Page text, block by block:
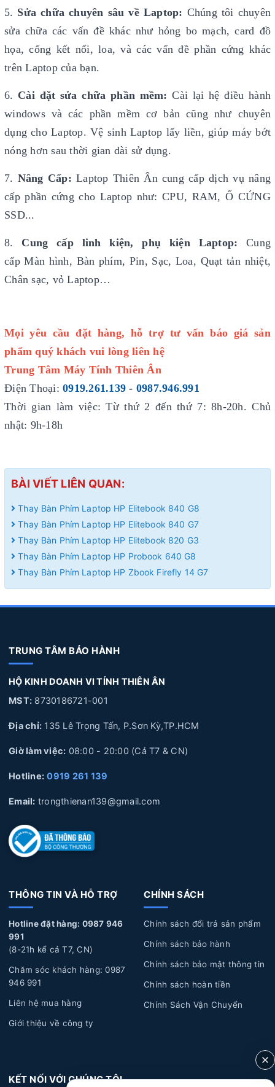
Thay Bàn Phím Laptop HP Elitebook 840 G8
Thay Bàn Phím Laptop HP Elitebook 840 G7
Thay Bàn Phím Laptop HP Elitebook 820 G3
Thay Bàn Phím Laptop HP Probook 640 G8
Thay Bàn Phím Laptop HP Zbook Firefly 14 G7
5. Sửa chữa chuyên sâu về Laptop: Chúng tôi chuyên
sửa chữa các vấn đề khác như hỏng bo mạch, card đồ
họa, cổng kết nối, loa, và các vấn đề phần cứng khác
trên Laptop của bạn.
6. Cài đặt sửa chữa phần mềm: Cài lại hệ điều hành
windows và các phần mềm cơ bản cũng như chuyên
dụng cho Laptop. Vệ sinh Laptop lấy liền, giúp máy bớt
nóng hơn sau thời gian dài sử dụng.
7. Nâng Cấp:Laptop Thiên Ân cung cấp dịch vụ nâng
cấp phần cứng cho Laptop như: CPU, RAM, Ổ CỨNG
SSD...
8. Cung cấp linh kiện, phụ kiện Laptop: Cung
cấp Màn hình, Bàn phím, Pin, Sạc, Loa, Quạt tản nhiệt,
Chân sạc, vỏ Laptop…
Mọi yêu cầu đặt hàng, hỗ trợ tư vấn báo giá sản
phẩm quý khách vui lòng liên hệ
Trung Tâm Máy Tính Thiên Ân
Điện Thoại: 0919.261.139 - 0987.946.991
Thời gian làm việc: Từ thứ 2 đến thứ 7: 8h-20h. Chủ
nhật: 9h-18h
TRUNG TÂM BẢO HÀNH
HỘ KINH DOANH VI TÍNH THIÊN ÂN
MST: 8730186721-001
Địa chỉ: 135 Lê Trọng Tấn, P.Sơn Kỳ,TP.HCM
Giờ làm việc: 08:00 - 20:00 (Cả T7 & CN)
Hotline: 0919 261 139
Email: trongthienan139@gmail.com
THÔNG TIN VÀ HỖ TRỢ
Hotline đặt hàng: 0987 946
991
(8-21h kể cả T7, CN)
Chăm sóc khách hàng: 0987
946 991
Liên hệ mua hàng
Giới thiệu về công ty
CHÍNH SÁCH
Chính sách đổi trả sản phẩm
Chính sách bảo hành
Chính sách bảo mật thông tin
Chính sách hoàn tiền
Chính Sách Vận Chuyển
KẾT NỐI VỚI CHÚNG TÔI